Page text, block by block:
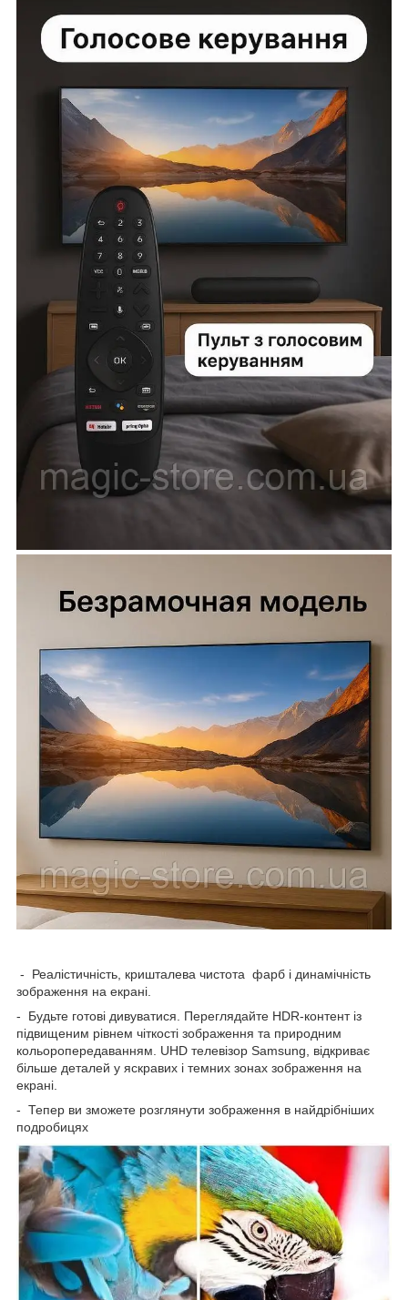
- Реалістичність, кришталева чистота фарб і динамічність
зображення на екрані.
- Будьте готові дивуватися. Переглядайте HDR-контент із
підвищеним рівнем чіткості зображення та природним
кольоропередаванням. UHD телевізор Samsung, відкриває
більше деталей у яскравих і темних зонах зображення на
екрані.
- Тепер ви зможете розглянути зображення в найдрібніших
подробицях